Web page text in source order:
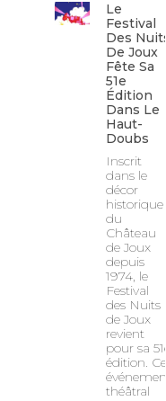
Le
Festival
Des Nuits
De Joux
Fête Sa
51e
Édition
Dans Le
Haut-
Doubs
Inscrit
dans le
décor
historique
du
Château
de Joux
depuis
1974, le
Festival
des Nuits
de Joux
revient
pour sa 51e
édition. Cet
événement
théâtral